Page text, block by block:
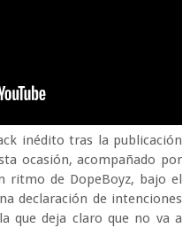
inédito tras la publicación
ocasión, acompañado por
ritmo de DopeBoyz, bajo el
declaración de intenciones
que deja claro que no va a